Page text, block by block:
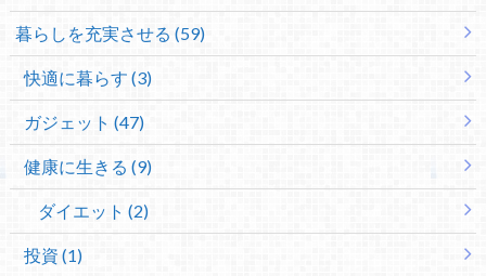
暮らしを充実させる (59)
快適に暮らす (3)
ガジェット (47)
健康に生きる (9)
ダイエット (2)
投資 (1)